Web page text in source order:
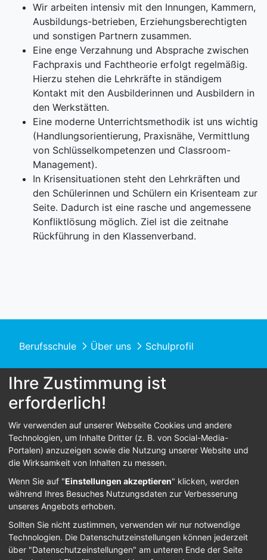
Wir arbeiten intensiv mit den Innungen, Kammern,
Ausbildungs-betrieben, Erziehungsberechtigten
und sonstigen Partnern zusammen.
Eine enge Verzahnung und Absprache zwischen
Fachpraxis und Fachtheorie erfolgt regelmäßig.
Hierzu stehen die Lehrkräfte in ständigem
Kontakt mit den Ausbilderinnen und Ausbildern in
den Werkstätten.
Eine moderne Unterrichtsmethodik ist uns wichtig
(Handlungsorientierung, Praxisnähe, Vermittlung
von Schlüsselkompetenzen und Classroom-
Management).
In Krisensituationen steht den Lehrkräften und
den Schülerinnen und Schülern ein Krisenteam zur
Seite. Dadurch ist eine rasche und angemessene
Konfliktlösung möglich. Ziel ist die zeitnahe
Rückführung in den Klassenverband.
Berufsschule Über uns Schulprofil
© 2026 Berufsschule St. Franziskus
Home
Kontakt Datenschutz
Impressum
Barrierefreiheit
Anmelden
Ihre Zustimmung ist
erforderlich!
Wir verwenden auf unserer Webseite Cookies und andere
Technologien, um Inhalte Dritter (z. B. von Social-Media-
Portalen) anzuzeigen sowie die Nutzung unserer Website und
die Wirksamkeit von Inhalten zu messen.
Wenn Sie auf "Einstellungen akzeptieren" klicken, werden
während Ihres Besuches Nutzungsdaten zur Verbesserung
unseres Angebots erhoben.
Sollten Sie nicht zustimmen, verwenden wir nur notwendige
Technologien. Die Datenschutzeinstellungen können jederzeit
über "Datenschutzeinstellungen" am unteren Ende der Seite